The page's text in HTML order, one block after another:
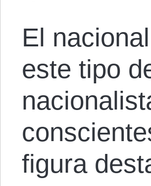
El
este tipo
figura